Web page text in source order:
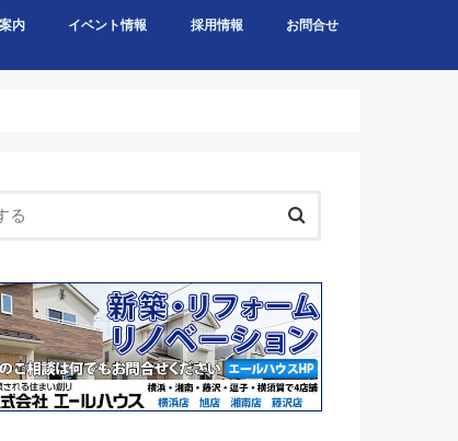
内 イベント情報 採用情報 お問合せ